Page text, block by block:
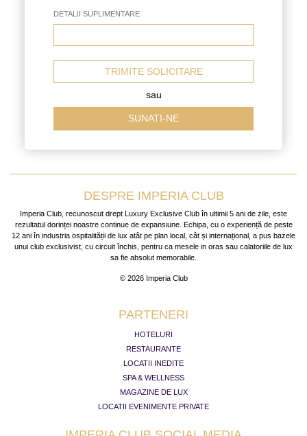
DETALII SUPLIMENTARE
TRIMITE SOLICITARE
sau
SUNATI-NE
DESPRE IMPERIA CLUB
Imperia Club, recunoscut drept Luxury Exclusive Club în ultimii 5 ani de zile, este
rezultatul dorinței noastre continue de expansiune. Echipa, cu o experiență de peste
12 ani în industria ospitalității de lux atât pe plan local, cât și internațional, a pus bazele
unui club exclusivist, cu circuit închis, pentru ca mesele in oras sau calatoriile de lux
sa fie absolut memorabile.
© 2026 Imperia Club
PARTENERI
HOTELURI
RESTAURANTE
LOCATII INEDITE
SPA & WELLNESS
MAGAZINE DE LUX
LOCATII EVENIMENTE PRIVATE